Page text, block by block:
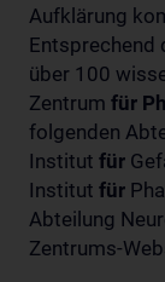
Aufklärung
Entsprechend
über 100
Zentrum für
folgenden
Institut für
Institut für
Abteilung
Zentrums-